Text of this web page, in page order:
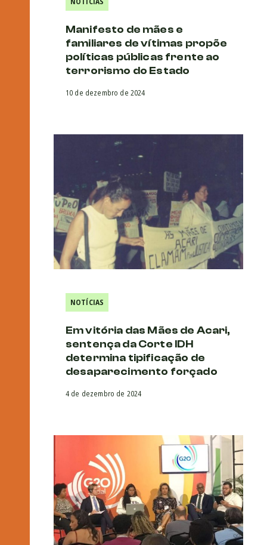
Manifesto de mães e
familiares de vítimas propõe
políticas públicas frente ao
terrorismo do Estado
10 de dezembro de 2024
NOTÍCIAS
Em vitória das Mães de Acari,
sentença da Corte IDH
determina tipificação de
desaparecimento forçado
4 de dezembro de 2024